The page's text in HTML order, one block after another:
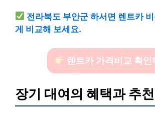
전라북도 부안군 하서면 렌트카
게 비교해 보세요.
렌트카 가격비교 확인
장기 대여의 혜택과 추